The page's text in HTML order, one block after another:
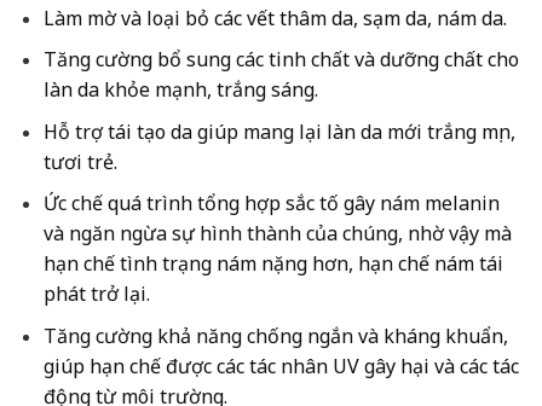
Làm mờ và loại bỏ các vết thâm da, sạm da, nám da.
Tăng cường bổ sung các tinh chất và dưỡng chất cho
làn da khỏe mạnh, trắng sáng.
Hỗ trợ tái tạo da giúp mang lại làn da mới trắng mịn,
tươi trẻ.
Ức chế quá trình tổng hợp sắc tố gây nám melanin
và ngăn ngừa sự hình thành của chúng, nhờ vậy mà
hạn chế tình trạng nám nặng hơn, hạn chế nám tái
phát trở lại.
Tăng cường khả năng chống ngắn và kháng khuẩn,
giúp hạn chế được các tác nhân UV gây hại và các tác
động từ môi trường.